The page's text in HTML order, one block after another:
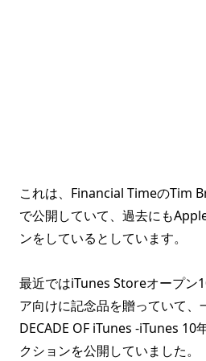
これは、Financial TimeのTim
で公開していて、過去にも
ンをしているとしています。
最近ではiTunes Storeオープン
ア向けに記念品を贈っていて、
DECADE OF iTunes -iTunes 10
クションを公開していました。